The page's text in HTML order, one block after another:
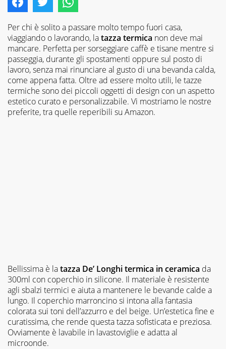
Per chi è solito a passare molto tempo fuori casa,
viaggiando o lavorando, latazza termica non deve mai
mancare. Perfetta per sorseggiare caffè e tisane mentre si
passeggia, durante gli spostamenti oppure sul posto di
lavoro, senza mai rinunciare al gusto di una bevanda calda,
come appena fatta. Oltre ad essere molto utili, le tazze
termiche sono dei piccoli oggetti di design con un aspetto
estetico curato e personalizzabile. Vi mostriamo le nostre
preferite, tra quelle reperibili su Amazon.
Bellissima è latazza De’ Longhi termica in ceramica da
300ml con coperchio in silicone. Il materiale è resistente
agli sbalzi termici e aiuta a mantenere le bevande calde a
lungo. Il coperchio marroncino si intona alla fantasia
colorata sui toni dell’azzurro e del beige. Un’estetica fine e
curatissima, che rende questa tazza sofisticata e preziosa.
Ovviamente è lavabile in lavastoviglie e adatta al
microonde.